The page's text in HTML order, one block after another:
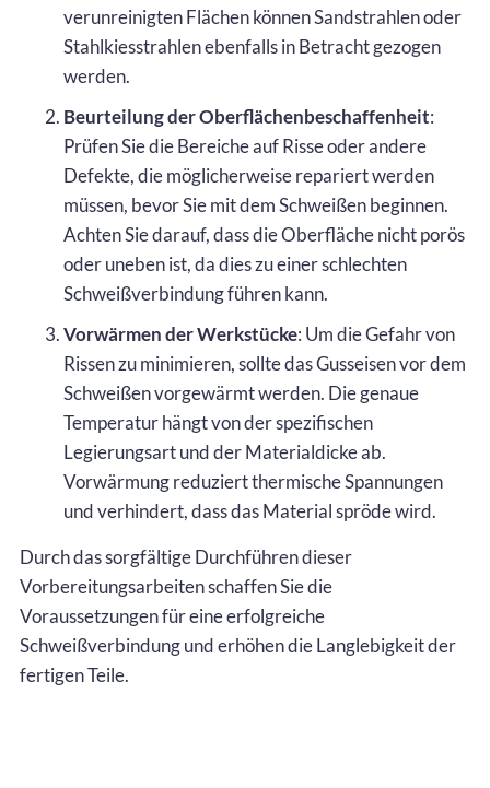
verunreinigten Flächen können Sandstrahlen oder
Stahlkiesstrahlen ebenfalls in Betracht gezogen
werden.
Beurteilung der Oberflächenbeschaffenheit:
Prüfen Sie die Bereiche auf Risse oder andere
Defekte, die möglicherweise repariert werden
müssen, bevor Sie mit dem Schweißen beginnen.
Achten Sie darauf, dass die Oberfläche nicht porös
oder uneben ist, da dies zu einer schlechten
Schweißverbindung führen kann.
Vorwärmen der Werkstücke: Um die Gefahr von
Rissen zu minimieren, sollte das Gusseisen vor dem
Schweißen vorgewärmt werden. Die genaue
Temperatur hängt von der spezifischen
Legierungsart und der Materialdicke ab.
Vorwärmung reduziert thermische Spannungen
und verhindert, dass das Material spröde wird.
Durch das sorgfältige Durchführen dieser
Vorbereitungsarbeiten schaffen Sie die
Voraussetzungen für eine erfolgreiche
Schweißverbindung und erhöhen die Langlebigkeit der
fertigen Teile.